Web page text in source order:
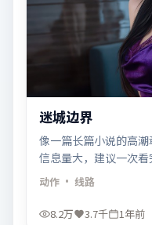
迷城边界
像一篇长篇小说的高潮
信息量大，建议一次
动作 · 线路
8.2万 3.7千 1年前